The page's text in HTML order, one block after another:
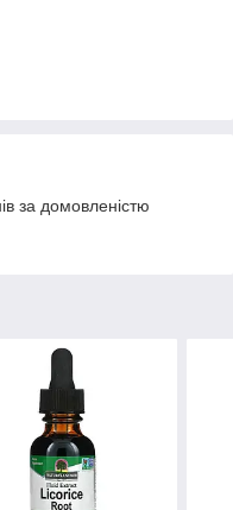
за домовленістю